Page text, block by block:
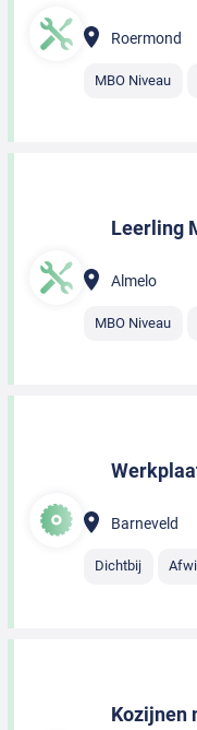
Roermond
MBO Niveau
Leerling
Almelo
MBO Niveau
Barneveld
Dichtbij
Kozijnen